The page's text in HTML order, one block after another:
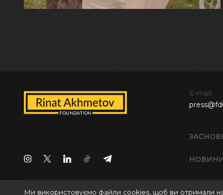
E-mail:
Ми використовуємо файли cookies, щоб ви отримали